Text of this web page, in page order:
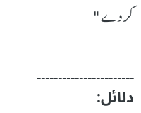
کردے"
۔۔۔۔۔۔۔۔۔۔۔۔۔۔۔۔۔۔۔۔۔۔۔
دلائل: